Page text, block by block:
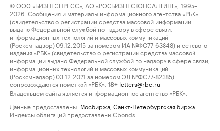
© ООО «БИЗНЕСПРЕСС», АО «РОСБИЗНЕСКОНСАЛТИНГ», 1995–
2026. Сообщения и материалы информационного агентства «РБК»
(свидетельство о регистрации средства массовой информации
выдано Федеральной службой по надзору в сфере связи,
информационных технологий и массовых коммуникаций
(Роскомнадзор) 09.12.2015 за номером ИА №ФС77-63848) и сетевого
издания «РБК» (свидетельство о регистрации средства массовой
информации выдано Федеральной службой по надзору в сфере связи,
информационных технологий и массовых коммуникаций
(Роскомнадзор) 03.12.2021 за номером ЭЛ №ФС77-82385)
сопровождаются пометкой «РБК».
18+ letters@rbc.ru
Владельцем сайта является информационное агентство «РБК».
Данные предоставлены: Мосбиржа Санкт-Петербургская биржа
Индексы облигаций предоставлены Cbonds.